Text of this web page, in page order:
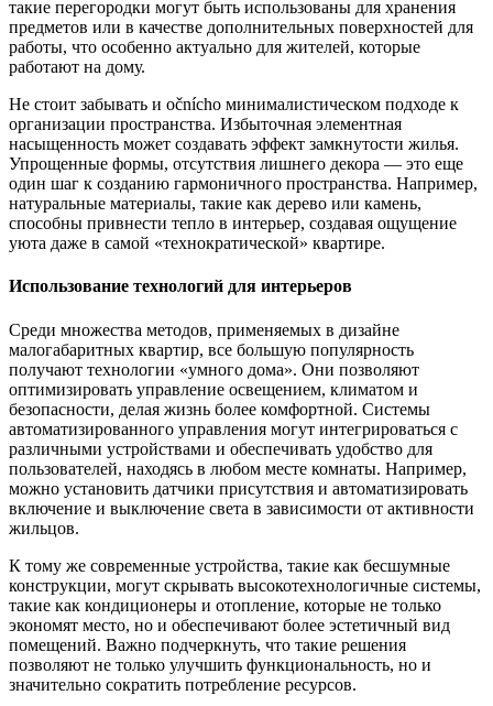
такие перегородки могут быть использованы для хранения
предметов или в качестве дополнительных поверхностей для
работы, что особенно актуально для жителей, которые
работают на дому.
Не стоит забывать и оčníchо минималистическом подходе к
организации пространства. Избыточная элементная
насыщенность может создавать эффект замкнутости жилья.
Упрощенные формы, отсутствия лишнего декора — это еще
один шаг к созданию гармоничного пространства. Например,
натуральные материалы, такие как дерево или камень,
способны привнести тепло в интерьер, создавая ощущение
уюта даже в самой «технократической» квартире.
Использование технологий для интерьеров
Среди множества методов, применяемых в дизайне
малогабаритных квартир, все большую популярность
получают технологии «умного дома». Они позволяют
оптимизировать управление освещением, климатом и
безопасности, делая жизнь более комфортной. Системы
автоматизированного управления могут интегрироваться с
различными устройствами и обеспечивать удобство для
пользователей, находясь в любом месте комнаты. Например,
можно установить датчики присутствия и автоматизировать
включение и выключение света в зависимости от активности
жильцов.
К тому же современные устройства, такие как бесшумные
конструкции, могут скрывать высокотехнологичные системы,
такие как кондиционеры и отопление, которые не только
экономят место, но и обеспечивают более эстетичный вид
помещений. Важно подчеркнуть, что такие решения
позволяют не только улучшить функциональность, но и
значительно сократить потребление ресурсов.